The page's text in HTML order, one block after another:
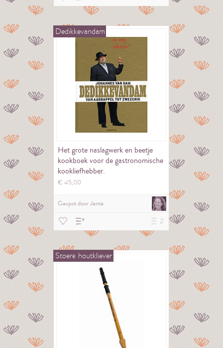
Dedikkevandam
Het grote naslagwerk en beetje
kookboek voor de gastronomische
kookliefhebber.
€45,00
Gespot doorJente
2
Stoere houtkliever